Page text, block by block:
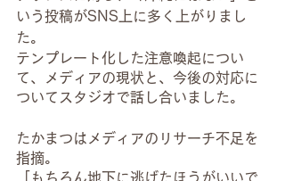
いう投稿がSNS上に多く上がりまし
た。
テンプレート化した注意喚起につい
て、メディアの現状と、今後の対応に
ついてスタジオで話し合いました。
たかまつはメディアのリサーチ不足を
指摘。
「もちろん地下に逃げたほうがいいで